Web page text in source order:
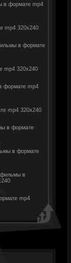
в формате mp4
mp4 320x240
в формате
mp4 320x240
формате mp4
mp4 320x240
в формате
в формате
фильмы в
mp4